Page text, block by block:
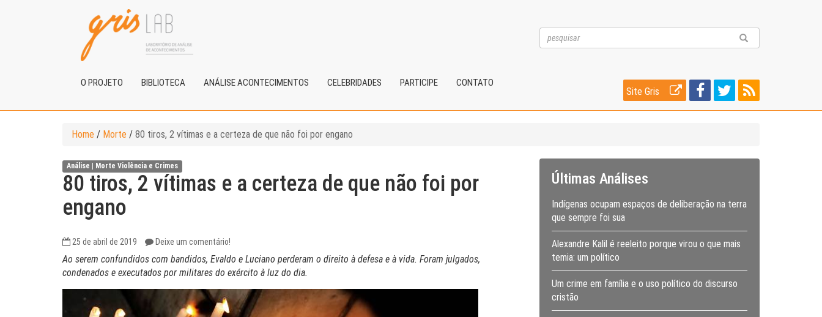
O PROJETO BIBLIOTECA ANÁLISE ACONTECIMENTOS CELEBRIDADES PARTICIPE CONTATO
Site Gris
Home / Morte / 80 tiros, 2 vítimas e a certeza de que não foi por engano
Análise | Morte Violência e Crimes
80 tiros, 2 vítimas e a certeza de que não foi por
engano
25 de abril de 2019 Deixe um comentário!
Ao serem confundidos com bandidos, Evaldo e Luciano perderam o direito à defesa e à vida. Foram julgados,
condenados e executados por militares do exército à luz do dia.
Últimas Análises
Indígenas ocupam espaços de deliberação na terra
que sempre foi sua
Alexandre Kalil é reeleito porque virou o que mais
temia: um político
Um crime em família e o uso político do discurso
cristão